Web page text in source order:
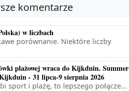
komentarze
w liczbach
porównanie. Niektóre liczby
plażowej wraca do Kijkduin. Summer
- 31 lipca-9 sierpnia 2026
sport i plażę, to lepszego połącze...